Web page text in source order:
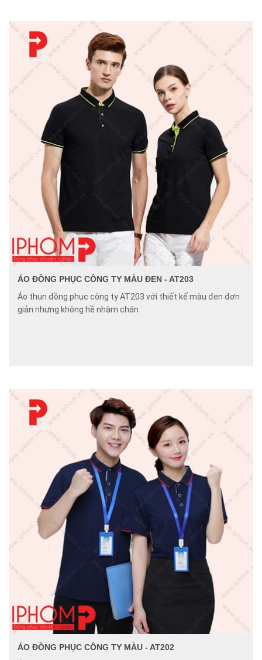
ÁO ĐỒNG PHỤC CÔNG TY MÀU ĐEN - AT203
Áo thun đồng phục công ty AT203 với thiết kế màu đen đơn
giản nhưng không hề nhàm chán
ÁO ĐỒNG PHỤC CÔNG TY MÀU - AT202